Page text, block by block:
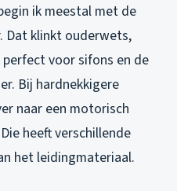
ik meestal met de
Dat klinkt ouderwets,
voor sifons en de
Bij hardnekkigere
naar een motorisch
heeft verschillende
het leidingmateriaal.